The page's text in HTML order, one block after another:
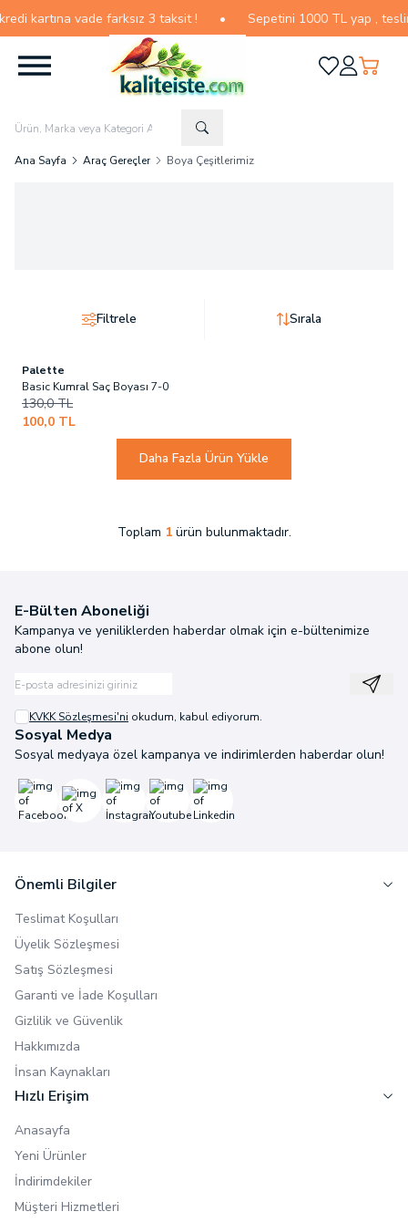
kartına vade farksız 3 taksit ! Sepetini 1000 TL yap ,
Favorilerim
HesabımSepetim
Ana Sayfa Araç Gereçler Boya Çeşitlerimiz
Filtrele Sırala
Tükendi
Palette
Basic Kumral Saç Boyası 7-0
130,0TL
100,0 TL
Daha Fazla Ürün Yükle
Toplam 1ürün bulunmaktadır.
E-Bülten Aboneliği
Kampanya ve yeniliklerden haberdar olmak için e-bültenimize
abone olun!
KVKK Sözleşmesi'ni okudum, kabul ediyorum.
Sosyal Medya
Sosyal medyaya özel kampanya ve indirimlerden haberdar olun!
Facebook
X İnstagramYoutube Linkedin
Önemli Bilgiler
Teslimat Koşulları
Üyelik Sözleşmesi
Satış Sözleşmesi
Garanti ve İade Koşulları
Gizlilik ve Güvenlik
Hakkımızda
İnsan Kaynakları
Hızlı Erişim
Anasayfa
Yeni Ürünler
İndirimdekiler
Müşteri Hizmetleri